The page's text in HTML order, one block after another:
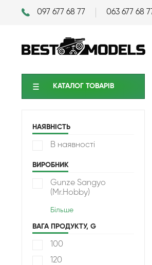
097 677 68 77 063 677 68
КАТАЛОГ ТОВАРIВ
НАЯВНІСТЬ
В наявності
ВИРОБНИК
Gunze Sangyo
(Mr.Hobby)
Більше
ВАГА ПРОДУКТУ, G
100
120